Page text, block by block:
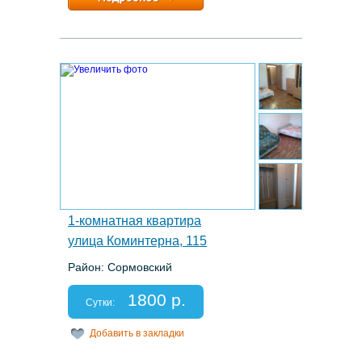
Расчетный час:любой
1-комнатная квартира
улица Коминтерна, 115
Район: Сормовский
Спальных мест: 2+1
Отчетные документы: есть
Сутки: 1800 р.
Добавить в закладки